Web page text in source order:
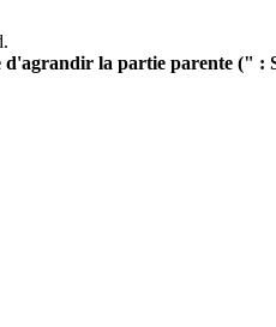
d'agrandir la partie parente (" :